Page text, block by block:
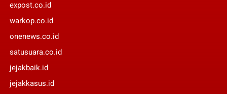
expost.co.id
warkop.co.id
onenews.co.id
satusuara.co.id
jejakbaik.id
jejakkasus.id